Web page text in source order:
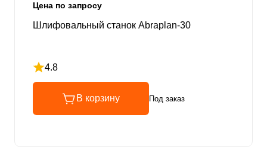
Цена по запросу
Шлифовальный станок Abraplan-30
4.8
Рейтинг 4.8 из 5
В корзину Под заказ